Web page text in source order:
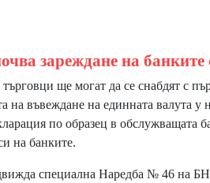
зареждане на банките
ще могат да се снабдят с
на въвеждане на единната валута у
по образец в обслужващата
на банките.
специална Наредба № 46 на